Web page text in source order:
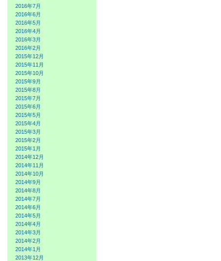
2016年7月
2016年6月
2016年5月
2016年4月
2016年3月
2016年2月
2015年12月
2015年11月
2015年10月
2015年9月
2015年8月
2015年7月
2015年6月
2015年5月
2015年4月
2015年3月
2015年2月
2015年1月
2014年12月
2014年11月
2014年10月
2014年9月
2014年8月
2014年7月
2014年6月
2014年5月
2014年4月
2014年3月
2014年2月
2014年1月
2013年12月